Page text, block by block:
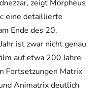
zeigt Morpheus
eine detaillierte
Ende des 20.
ist zwar nicht genau
auf etwa 200 Jahre
Fortsetzungen Matrix
Animatrix deutlich